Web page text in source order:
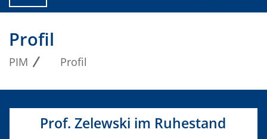
Profil
PIM Profil
Prof. Zelewski im Ruhestand